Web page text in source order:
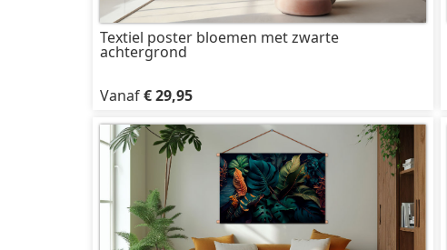
Textiel poster bloemen met zwarte
achtergrond
Vanaf€ 29,95